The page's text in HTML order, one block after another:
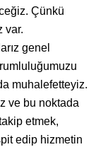
Çünkü
var.
genel
muhalefetteyiz.
ve bu noktada
etmek,
edip hizmetin